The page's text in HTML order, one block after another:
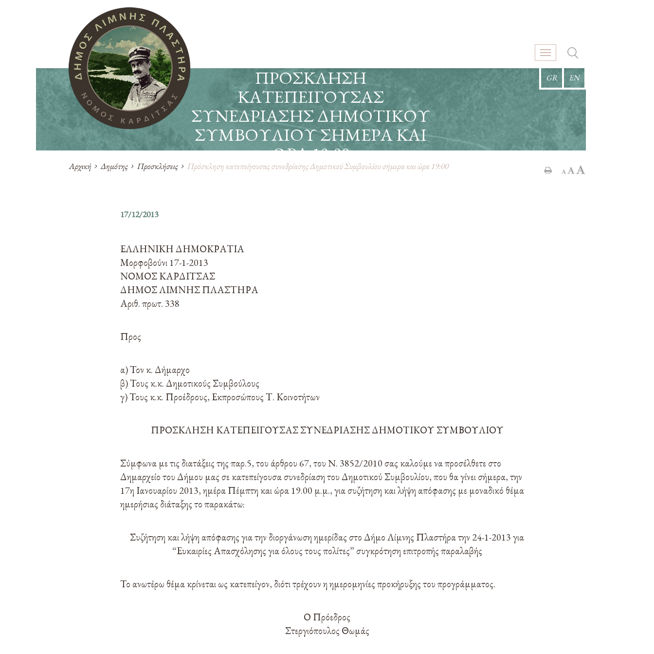
GR EN
ΠΡΌΣΚΛΗΣΗ
ΚΑΤΕΠΕΊΓΟΥΣΑΣ
ΣΥΝΕΔΡΊΑΣΗΣ ΔΗΜΟΤΙΚΟΎ
ΣΥΜΒΟΥΛΊΟΥ ΣΉΜΕΡΑ ΚΑΙ
ΏΡΑ 19:00
Αρχική Δημότης Προσκλήσεις Πρόσκληση κατεπείγουσας συνεδρίασης Δημοτικού Συμβουλίου σήμερα και ώρα 19:00
17/12/2013
ΕΛΛΗΝΙΚΗ ΔΗΜΟΚΡΑΤΙΑ
Μορφοβούνι 17-1-2013
ΝΟΜΟΣ ΚΑΡΔΙΤΣΑΣ
ΔΗΜΟΣ ΛΙΜΝΗΣ ΠΛΑΣΤΗΡΑ
Αριθ. πρωτ. 338
Προς
α) Τον κ. Δήμαρχο
β) Τους κ.κ. Δημοτικούς Συμβούλους
γ) Τους κ.κ. Προέδρους, Εκπροσώπους Τ. Κοινοτήτων
ΠΡΟΣΚΛΗΣΗ ΚΑΤΕΠΕΙΓΟΥΣΑΣ ΣΥΝΕΔΡΙΑΣΗΣ ΔΗΜΟΤΙΚΟΥ ΣΥΜΒΟΥΛΙΟΥ
Σύμφωνα με τις διατάξεις της παρ.5, του άρθρου 67, του N. 3852/2010 σας καλούμε να προσέλθετε στο
Δημαρχείο του Δήμου μας σε κατεπείγουσα συνεδρίαση του Δημοτικού Συμβουλίου, που θα γίνει σήμερα, την
17η Ιανουαρίου 2013, ημέρα Πέμπτη και ώρα 19.00 μ.μ., για συζήτηση και λήψη απόφασης με μοναδικό θέμα
ημερήσιας διάταξης το παρακάτω:
Συζήτηση και λήψη απόφασης για την διοργάνωση ημερίδας στο Δήμο Λίμνης Πλαστήρα την 24-1-2013 για
“Ευκαιρίες Απασχόλησης για όλους τους πολίτες” συγκρότηση επιτροπής παραλαβής
Το ανωτέρω θέμα κρίνεται ως κατεπείγον, διότι τρέχουν η ημερομηνίες προκήρυξης του προγράμματος.
Ο Πρόεδρος
Στεργιόπουλος Θωμάς